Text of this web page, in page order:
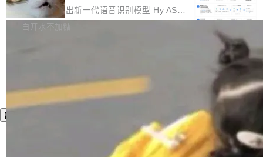
颈。 代码仓深度理解服务（以下简称" CodeBas
e深度理解服务"）是华为云码道（CodeA...
的账号密码进入A集群，输入了一条被程序员圈
称为"删库跑路"的命令——最高管理员权限、无
存永远不够用。 Cloudflare 的 Workers AI 团队
一直在跑这些模型的推理。他们在官方博客上发
整性保护。效果是：吞吐量提升 41%，每 token
成本降低 30%，精度不变。 FP8 省的不仅是显
存 KV cache 是推理时最吃显...
腾讯混元正式推出新一代语音识别模型 Hy ASR
3.0preview。基于最新一代大语言模型 Hy3 的
让语音识别不再只是听清，而是真正听懂。通过
先理解你的语境和意图，再把准确的文字直接给
到你。从“逐字转写、单点优化”演进为“理解语
境、兼容场景、一键直出”。 Hy ASR 3.0 previe
w 不要求标准普通话，方言识别覆盖粤语、吴语
等 10 大方言片区和 20 余个二级小片区。在开
白开水不加糖